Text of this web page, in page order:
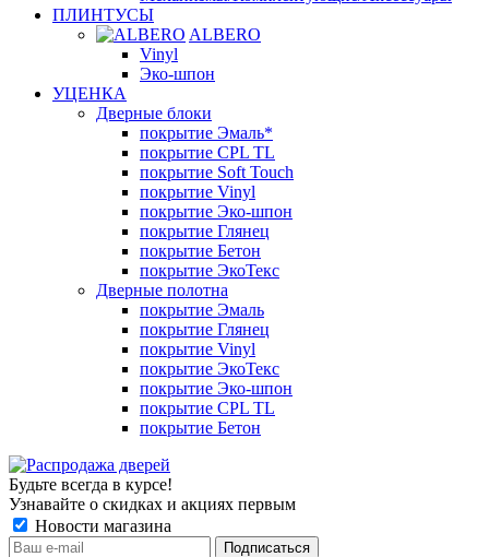
ПЛИНТУСЫ
ALBERO
Vinyl
Эко-шпон
УЦЕНКА
Дверные блоки
покрытие Эмаль*
покрытие CPL TL
покрытие Soft Touch
покрытие Vinyl
покрытие Эко-шпон
покрытие Глянец
покрытие Бетон
покрытие ЭкоТекс
Дверные полотна
покрытие Эмаль
покрытие Глянец
покрытие Vinyl
покрытие ЭкоТекс
покрытие Эко-шпон
покрытие CPL TL
покрытие Бетон
Будьте всегда в курсе!
Узнавайте о скидках и акциях первым
Новости магазина